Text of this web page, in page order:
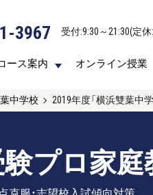
3967 受付:9:30～21:30(定休
ース案内 オンライン授業
3967 受付:9:30～21:30(定休
ース案内 オンライン授業
中学校 2019年度「横浜雙葉中
プロ家庭